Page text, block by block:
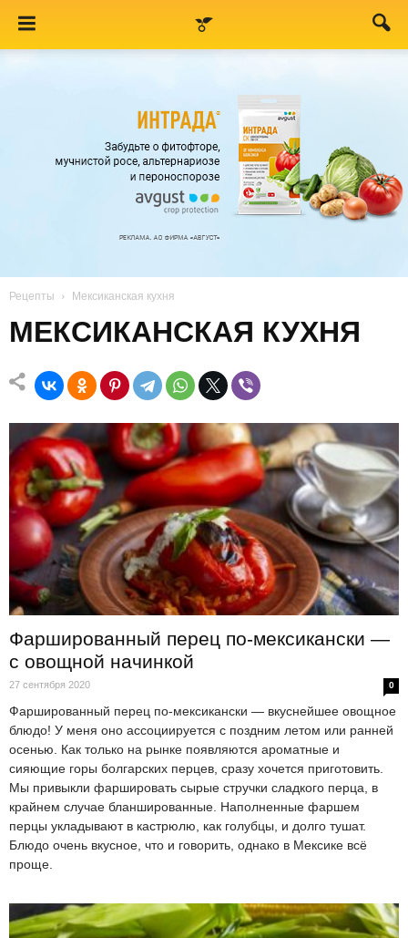
Рецепты Мексиканская кухня
МЕКСИКАНСКАЯ КУХНЯ
Фаршированный перец по-мексикански —
с овощной начинкой
27 сентября 2020 0
Фаршированный перец по-мексикански — вкуснейшее овощное
блюдо! У меня оно ассоциируется с поздним летом или ранней
осенью. Как только на рынке появляются ароматные и
сияющие горы болгарских перцев, сразу хочется приготовить.
Мы привыкли фаршировать сырые стручки сладкого перца, в
крайнем случае бланшированные. Наполненные фаршем
перцы укладывают в кастрюлю, как голубцы, и долго тушат.
Блюдо очень вкусное, что и говорить, однако в Мексике всё
проще.